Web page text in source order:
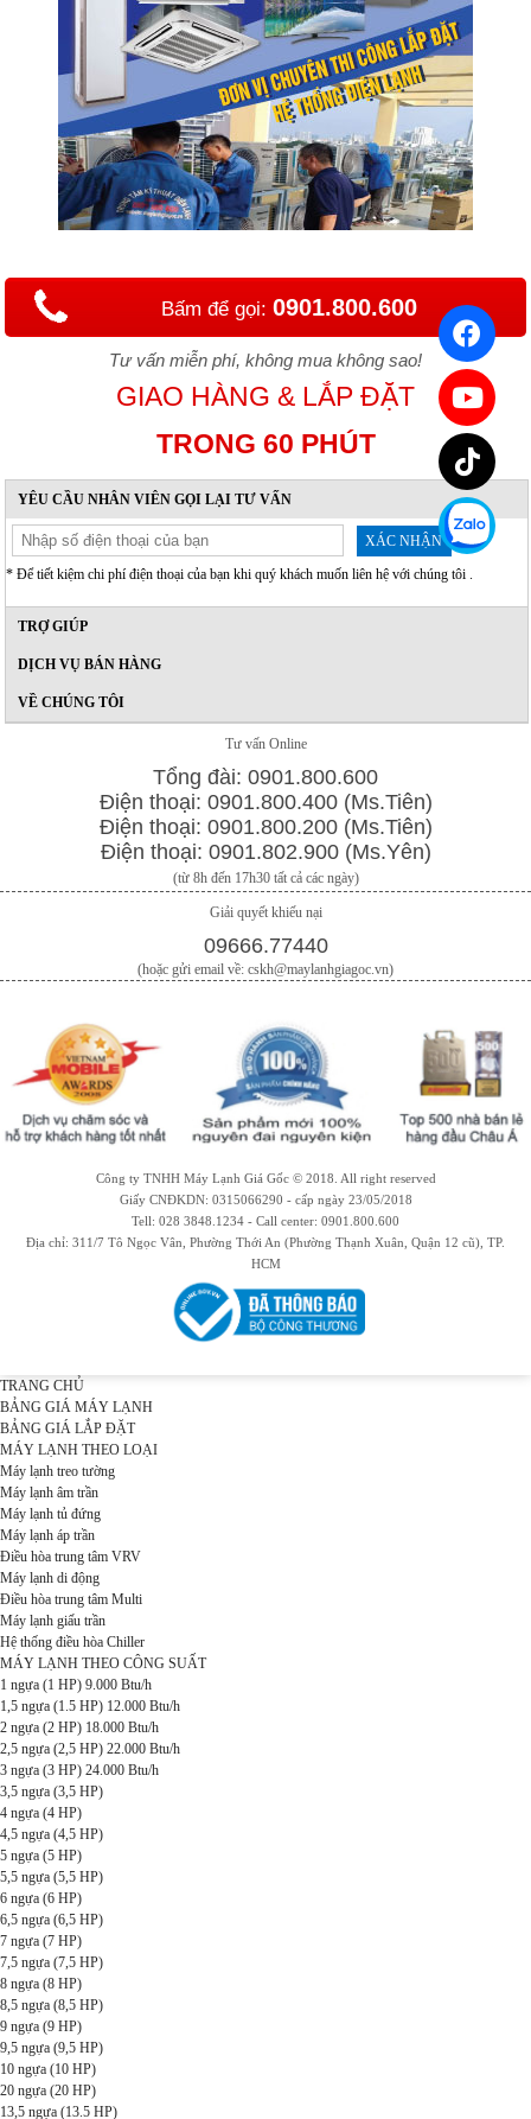
Bấm để gọi: 0901.800.600
Tư vấn miễn phí, không mua không sao!
GIAO HÀNG & LẮP ĐẶT
TRONG 60 PHÚT
YÊU CẦU NHÂN VIÊN GỌI LẠI TƯ VẤN
XÁC NHẬN
* Để tiết kiệm chi phí điện thoại của bạn khi quý khách muốn liên hệ với chúng tôi .
TRỢ GIÚP
DỊCH VỤ BÁN HÀNG
VỀ CHÚNG TÔI
Tư vấn Online
Tổng đài: 0901.800.600
Điện thoại: 0901.800.400 (Ms.Tiên)
Điện thoại: 0901.800.200 (Ms.Tiên)
Điện thoại: 0901.802.900 (Ms.Yên)
(từ 8h đến 17h30 tất cả các ngày)
Giải quyết khiếu nại
09666.77440
(hoặc gửi email về: cskh@maylanhgiagoc.vn)
Công ty TNHH Máy Lạnh Giá Gốc © 2018. All right reserved
Giấy CNĐKDN: 0315066290 - cấp ngày 23/05/2018
Tell: 028 3848.1234 - Call center: 0901.800.600
Địa chỉ: 311/7 Tô Ngọc Vân, Phường Thới An (Phường Thạnh Xuân, Quận 12 cũ), TP.
HCM
TRANG CHỦ
BẢNG GIÁ MÁY LẠNH
BẢNG GIÁ LẮP ĐẶT
MÁY LẠNH THEO LOẠI
Máy lạnh treo tường
Máy lạnh âm trần
Máy lạnh tủ đứng
Máy lạnh áp trần
Điều hòa trung tâm VRV
Máy lạnh di động
Điều hòa trung tâm Multi
Máy lạnh giấu trần
Hệ thống điều hòa Chiller
MÁY LẠNH THEO CÔNG SUẤT
1 ngựa (1 HP) 9.000 Btu/h
1,5 ngựa (1.5 HP) 12.000 Btu/h
2 ngựa (2 HP) 18.000 Btu/h
2,5 ngựa (2,5 HP) 22.000 Btu/h
3 ngựa (3 HP) 24.000 Btu/h
3,5 ngựa (3,5 HP)
4 ngựa (4 HP)
4,5 ngựa (4,5 HP)
5 ngựa (5 HP)
5,5 ngựa (5,5 HP)
6 ngựa (6 HP)
6,5 ngựa (6,5 HP)
7 ngựa (7 HP)
7,5 ngựa (7,5 HP)
8 ngựa (8 HP)
8,5 ngựa (8,5 HP)
9 ngựa (9 HP)
9,5 ngựa (9,5 HP)
10 ngựa (10 HP)
20 ngựa (20 HP)
13,5 ngựa (13.5 HP)